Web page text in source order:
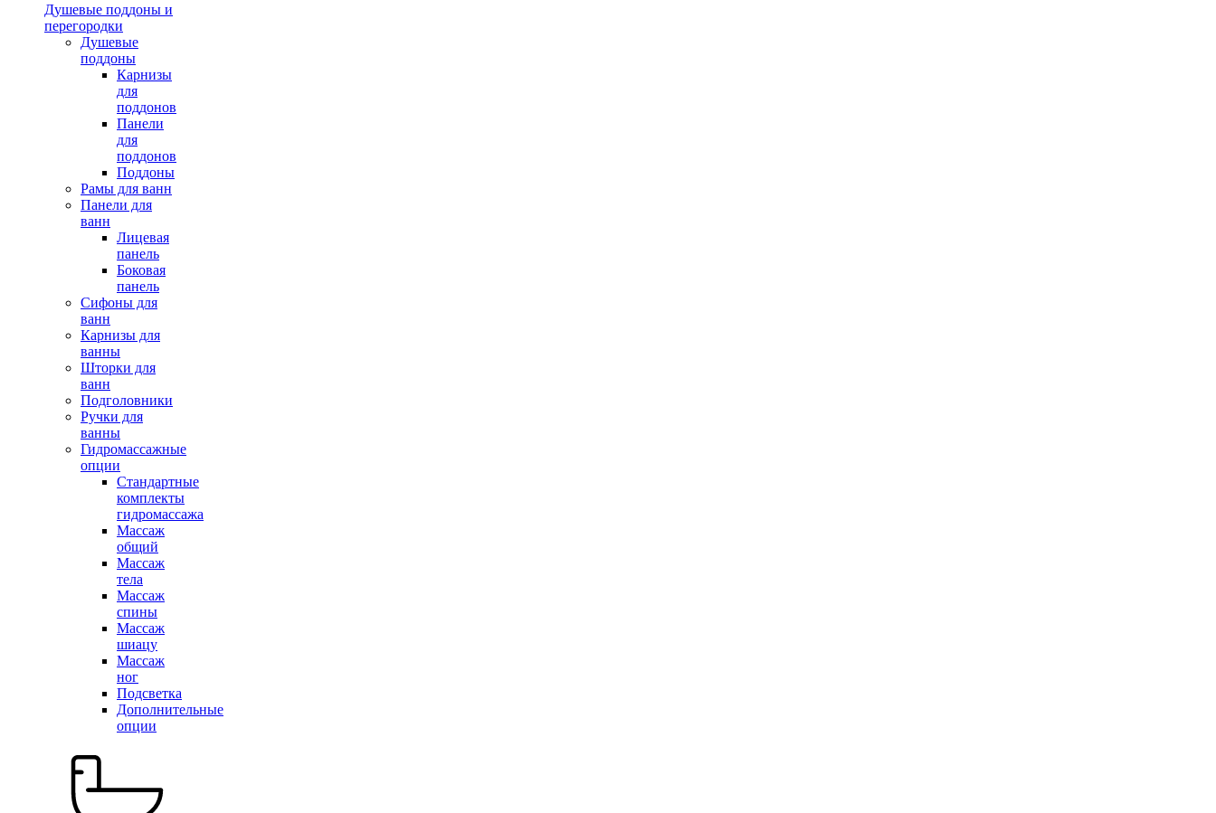
Душевые поддоны и
перегородки
Душевые
поддоны
Карнизы
для
поддонов
Панели
для
поддонов
Поддоны
Рамы для ванн
Панели для
ванн
Лицевая
панель
Боковая
панель
Сифоны для
ванн
Карнизы для
ванны
Шторки для
ванн
Подголовники
Ручки для
ванны
Гидромассажные
опции
Стандартные
комплекты
гидромассажа
Массаж
общий
Массаж
тела
Массаж
спины
Массаж
шиацу
Массаж
ног
Подсветка
Дополнительные
опции